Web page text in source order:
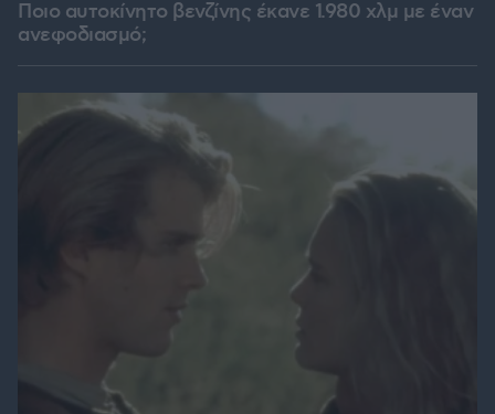
Ποιο αυτοκίνητο βενζίνης έκανε 1.980 χλμ με έναν
ανεφοδιασμό;